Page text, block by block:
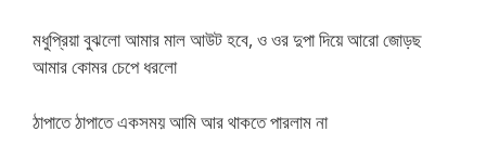
মধুপ্রিয়া বুঝলো আমার মাল আউট হবে, ও ওর দুপা দিয়ে আরো জোড়ছ
আমার কোমর চেপে ধরলো
ঠাপাতে ঠাপাতে একসময় আমি আর থাকতে পারলাম না